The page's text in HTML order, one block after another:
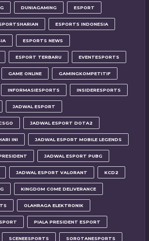
DUNIAGAMING ESPORT
ESPORTS INDONESIA
ESPORTS NEWS
ESPORT TERBARU EVENTESPORTS
GAME ONLINE GAMINGKOMPETITIF
INFORMASIESPORTS INSIDERESPORTS
JADWAL ESPORT
JADWAL ESPORT DOTA2
INI JADWAL ESPORT MOBILE LEGENDS
JADWAL ESPORT PUBG
JADWAL ESPORT VALORANT KCD2
KINGDOM COME DELIVERANCE
OLAHRAGA ELEKTRONIK
PIALA PRESIDENT ESPORT
SCENEESPORTS SOROTANESPORTS